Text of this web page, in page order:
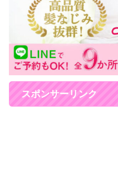
スポンサーリンク